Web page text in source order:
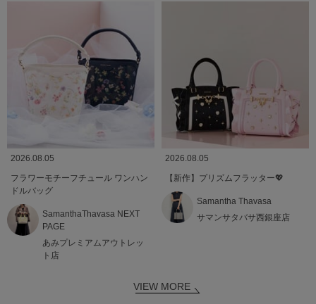
2026.08.05
フラワーモチーフチュール ワンハン
ドルバッグ
SamanthaThavasa NEXT
PAGE
あみプレミアムアウトレッ
ト店
2026.08.05
【新作】プリズムフラッター💖
Samantha Thavasa
サマンサタバサ西銀座店
VIEW MORE